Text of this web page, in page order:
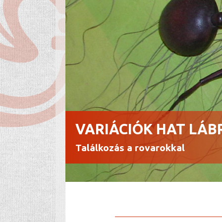
VARIÁCIÓK HAT
Találkozás a rovarokkal